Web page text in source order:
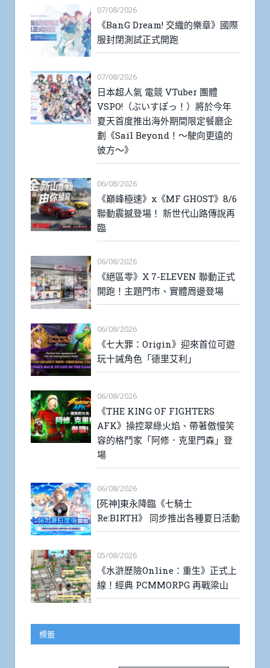
07/08/2026
《BanG Dream! 交織的樂章》國際
服封閉測試正式開跑
07/08/2026
日本超人氣 電競 VTuber 團體
VSPO!（ぶいすぽっ！）將於今年
夏天首度推出海外期間限定餐廳企
劃《Sail Beyond！～駛向更遠的
彼方～》
06/08/2026
《巔峰極速》x《MF GHOST》8/6
聯動震撼登場！ 新世代山路傳說再
臨
06/08/2026
《絕區零》X 7-ELEVEN 聯動正式
開跑！主題門市、實體周邊登場
06/08/2026
《七大罪：Origin》迎來首位可遊
玩十誡角色「德里艾利」
06/08/2026
《THE KING OF FIGHTERS
AFK》操控翠綠火焰、帶著傲慢笑
容的格鬥家「阿修．克里門森」登
場
06/08/2026
[死神]東永降臨《七騎士
Re:BIRTH》 同步推出各種夏日活動
05/08/2026
《水滸歷險Online：重生》正式上
線！經典 PCMMORPG 再戰梁山
標籤